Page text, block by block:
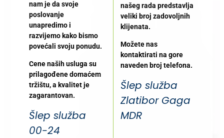
nam je da svoje
poslovanje
unapredimo i
razvijemo kako bismo
povećali svoju ponudu.
Cene naših usluga su
prilagođene domaćem
tržištu, a kvalitet je
zagarantovan.
Šlep služba
00-24
našeg rada predstavlja
veliki broj zadovoljnih
klijenata.
Možete nas
kontaktirati na gore
naveden broj telefona.
Šlep služba
Zlatibor Gaga
MDR